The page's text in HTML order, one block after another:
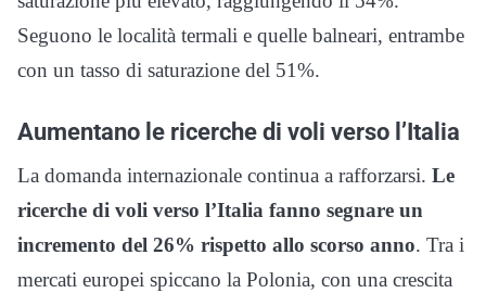
Seguono le località termali e quelle balneari, entrambe
con un tasso di saturazione del 51%.
Aumentano le ricerche di voli verso l’Italia
La domanda internazionale continua a rafforzarsi. Le
ricerche di voli verso l’Italia fanno segnare un
incremento del 26% rispetto allo scorso anno. Tra i
mercati europei spiccano la Polonia, con una crescita